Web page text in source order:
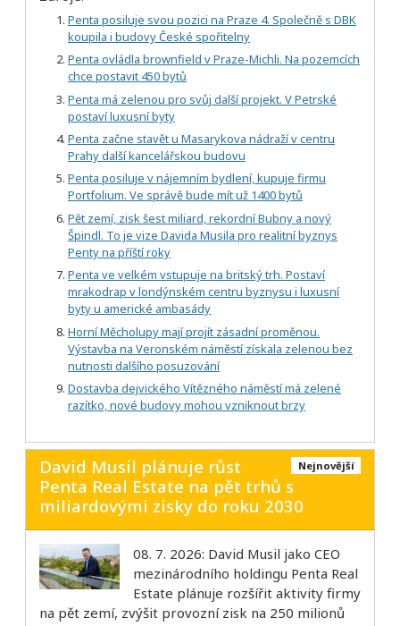
Penta posiluje svou pozici na Praze 4. Společně s DBK
koupila i budovy České spořitelny
Penta ovládla brownfield v Praze-Michli. Na pozemcích
chce postavit 450 bytů
Penta má zelenou pro svůj další projekt. V Petrské
postaví luxusní byty
Penta začne stavět u Masarykova nádraží v centru
Prahy další kancelářskou budovu
Penta posiluje v nájemním bydlení, kupuje firmu
Portfolium. Ve správě bude mít už 1400 bytů
Pět zemí, zisk šest miliard, rekordní Bubny a nový
Špindl. To je vize Davida Musila pro realitní byznys
Penty na příští roky
Penta ve velkém vstupuje na britský trh. Postaví
mrakodrap v londýnském centru byznysu i luxusní
byty u americké ambasády
Horní Měcholupy mají projít zásadní proměnou.
Výstavba na Veronském náměstí získala zelenou bez
nutnosti dalšího posuzování
Dostavba dejvického Vítězného náměstí má zelené
razítko, nové budovy mohou vzniknout brzy
Nejnovější
David Musil plánuje růst
Penta Real Estate na pět trhů s
miliardovými zisky do roku 2030
08. 7. 2026: David Musil jako CEO
mezinárodního holdingu Penta Real
Estate plánuje rozšířit aktivity firmy
na pět zemí, zvýšit provozní zisk na 250 milionů